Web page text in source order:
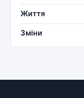
Життя
Зміни